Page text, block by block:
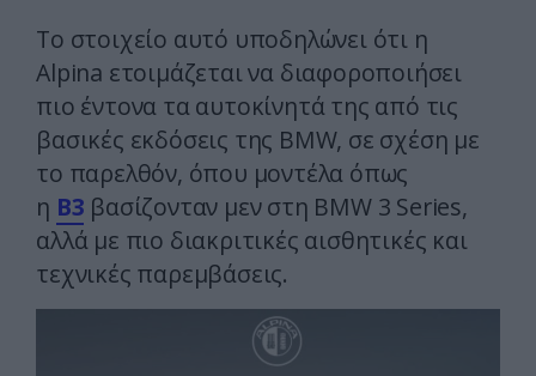
Το στοιχείο αυτό υποδηλώνει ότι η
Alpina ετοιμάζεται να διαφοροποιήσει
πιο έντονα τα αυτοκίνητά της από τις
βασικές εκδόσεις της BMW, σε σχέση με
το παρελθόν, όπου μοντέλα όπως
η B3 βασίζονταν μεν στη BMW 3 Series,
αλλά με πιο διακριτικές αισθητικές και
τεχνικές παρεμβάσεις.